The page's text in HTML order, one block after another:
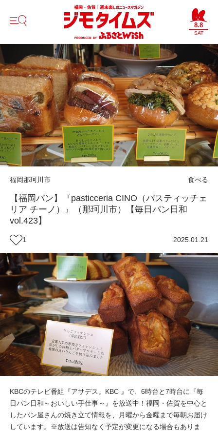
8.8
SAT
福岡那珂川市 食べる
【福岡パン】『pasticceria CINO（パスティッチェ
リア チーノ）』（那珂川市）【毎日パン日和
vol.423】
1 2025.01.21
KBCのテレビ番組『アサデス。KBC 』で、6時台と7時台に『毎
日パン日和～おいしい手仕事～』を放送中！福岡・佐賀を中心と
したパン屋さんの焼き立て情報を、月曜から金曜まで毎朝お届け
しています。※放送は告知なく予定が変更になる場合もありま